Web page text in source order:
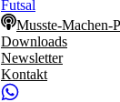
Futsal
Musste-Machen-
Downloads
Newsletter
Kontakt